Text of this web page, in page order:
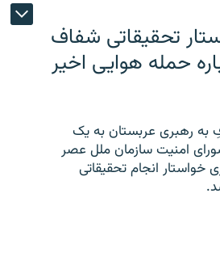
تحقیقاتی شفاف
حمله هوایی اخیر
به رهبری عربستان به یک
امنیت سازمان ملل عصر
انجام تحقیقاتی